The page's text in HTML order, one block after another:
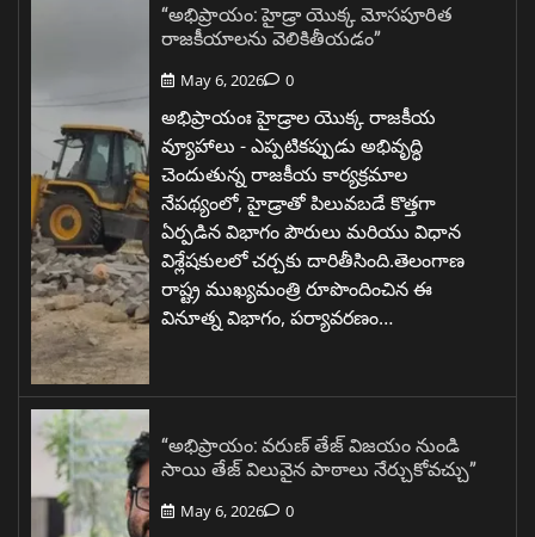
“అభిప్రాయం: హైడ్రా యొక్క మోసపూరిత
రాజకీయాలను వెలికితీయడం”
May 6, 2026 0
అభిప్రాయంః హైడ్రాల యొక్క రాజకీయ
వ్యూహాలు - ఎప్పటికప్పుడు అభివృద్ధి
చెందుతున్న రాజకీయ కార్యక్రమాల
నేపథ్యంలో, హైడ్రాతో పిలువబడే కొత్తగా
ఏర్పడిన విభాగం పౌరులు మరియు విధాన
విశ్లేషకులలో చర్చకు దారితీసింది.తెలంగాణ
రాష్ట్ర ముఖ్యమంత్రి రూపొందించిన ఈ
వినూత్న విభాగం, పర్యావరణం…
“అభిప్రాయం: వరుణ్ తేజ్ విజయం నుండి
సాయి తేజ్ విలువైన పాఠాలు నేర్చుకోవచ్చు”
May 6, 2026 0